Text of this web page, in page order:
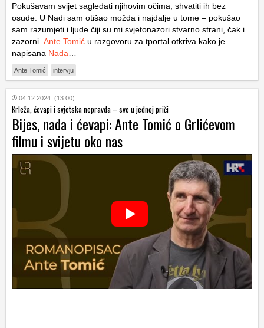
Pokušavam svijet sagledati njihovim očima, shvatiti ih bez
osude. U Nadi sam otišao možda i najdalje u tome – pokušao
sam razumjeti i ljude čiji su mi svjetonazori stvarno strani, čak i
zazorni. Ante Tomić u razgovoru za tportal otkriva kako je
napisana Nada
Ante Tomić intervju
04.12.2024. (13:00)
Krleža, ćevapi i svjetska nepravda – sve u jednoj priči
Bijes, nada i ćevapi: Ante Tomić o Grlićevom
filmu i svijetu oko nas